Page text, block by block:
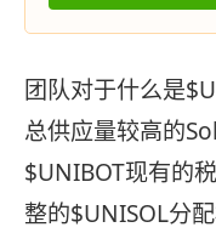
团队对于什么是
总供应量较高的
$UNIBOT现有的
整的$UNISOL分